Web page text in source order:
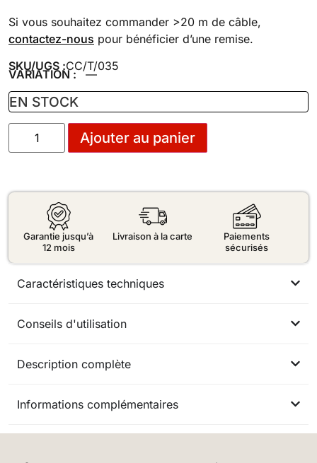
Si vous souhaitez commander >20 m de câble,
contactez-nous pour bénéficier d’une remise.
SKU/UGS :CC/T/035
VARIATION : —
EN STOCK
Ajouter au panier
Garantie jusqu’à
12 mois
Livraison à la carte
Paiements
sécurisés
Caractéristiques techniques
Conseils d'utilisation
Description complète
Informations complémentaires